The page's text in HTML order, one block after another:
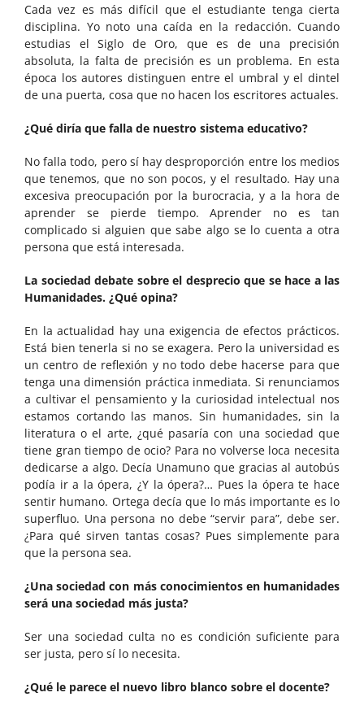
Cada vez es más difícil que el estudiante tenga cierta
disciplina. Yo noto una caída en la redacción. Cuando
estudias el Siglo de Oro, que es de una precisión
absoluta, la falta de precisión es un problema. En esta
época los autores distinguen entre el umbral y el dintel
de una puerta, cosa que no hacen los escritores actuales.
¿Qué diría que falla de nuestro sistema educativo?
No falla todo, pero sí hay desproporción entre los medios
que tenemos, que no son pocos, y el resultado. Hay una
excesiva preocupación por la burocracia, y a la hora de
aprender se pierde tiempo. Aprender no es tan
complicado si alguien que sabe algo se lo cuenta a otra
persona que está interesada.
La sociedad debate sobre el desprecio que se hace a las
Humanidades. ¿Qué opina?
En la actualidad hay una exigencia de efectos prácticos.
Está bien tenerla si no se exagera. Pero la universidad es
un centro de reflexión y no todo debe hacerse para que
tenga una dimensión práctica inmediata. Si renunciamos
a cultivar el pensamiento y la curiosidad intelectual nos
estamos cortando las manos. Sin humanidades, sin la
literatura o el arte, ¿qué pasaría con una sociedad que
tiene gran tiempo de ocio? Para no volverse loca necesita
dedicarse a algo. Decía Unamuno que gracias al autobús
podía ir a la ópera, ¿Y la ópera?… Pues la ópera te hace
sentir humano. Ortega decía que lo más importante es lo
superfluo. Una persona no debe “servir para”, debe ser.
¿Para qué sirven tantas cosas? Pues simplemente para
que la persona sea.
¿Una sociedad con más conocimientos en humanidades
será una sociedad más justa?
Ser una sociedad culta no es condición suficiente para
ser justa, pero sí lo necesita.
¿Qué le parece el nuevo libro blanco sobre el docente?